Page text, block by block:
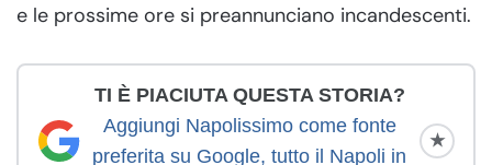
e le prossime ore si preannunciano incandescenti.
TI È PIACIUTA QUESTA STORIA?
Aggiungi Napolissimo come fonte
preferita su Google, tutto il Napoli in
★